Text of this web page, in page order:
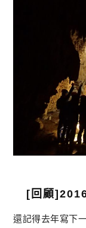
級食材與米其林
令人驚豔到不行
[回顧
還記得去年寫下